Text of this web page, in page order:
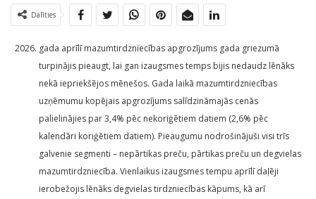
Dalīties
gada aprīlī mazumtirdzniecības apgrozījums gada griezumā
turpinājis pieaugt, lai gan izaugsmes temps bijis nedaudz lēnāks
nekā iepriekšējos mēnešos. Gada laikā mazumtirdzniecības
uzņēmumu kopējais apgrozījums salīdzināmajās cenās
palielinājies par 3,4% pēc nekoriģētiem datiem (2,6% pēc
kalendāri koriģētiem datiem). Pieaugumu nodrošinājuši visi trīs
galvenie segmenti – nepārtikas preču, pārtikas preču un degvielas
mazumtirdzniecība. Vienlaikus izaugsmes tempu aprīlī daļēji
ierobežojis lēnāks degvielas tirdzniecības kāpums, kā arī